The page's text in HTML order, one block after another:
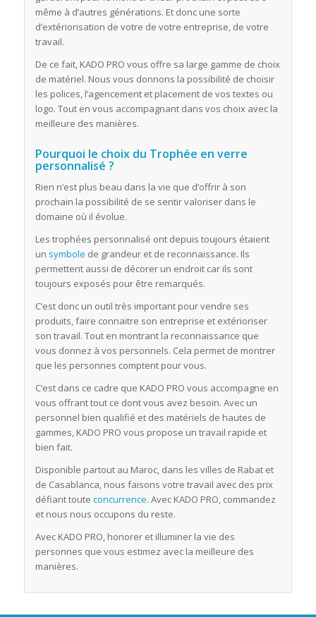
même à d’autres générations. Et donc une sorte
d’extériorisation de votre de votre entreprise, de votre
travail.
De ce fait, KADO PRO vous offre sa large gamme de choix
de matériel. Nous vous donnons la possibilité de choisir
les polices, l’agencement et placement de vos textes ou
logo. Tout en vous accompagnant dans vos choix avec la
meilleure des manières.
Pourquoi le choix du Trophée en verre
personnalisé ?
Rien n’est plus beau dans la vie que d’offrir à son
prochain la possibilité de se sentir valoriser dans le
domaine où il évolue.
Les trophées personnalisé ont depuis toujours étaient
un symbole de grandeur et de reconnaissance. Ils
permettent aussi de décorer un endroit car ils sont
toujours exposés pour être remarqués.
C’est donc un outil très important pour vendre ses
produits, faire connaitre son entreprise et extérioriser
son travail. Tout en montrant la reconnaissance que
vous donnez à vos personnels. Cela permet de montrer
que les personnes comptent pour vous.
C’est dans ce cadre que KADO PRO vous accompagne en
vous offrant tout ce dont vous avez besoin. Avec un
personnel bien qualifié et des matériels de hautes de
gammes, KADO PRO vous propose un travail rapide et
bien fait.
Disponible partout au Maroc, dans les villes de Rabat et
de Casablanca, nous faisons votre travail avec des prix
défiant toute concurrence. Avec KADO PRO, commandez
et nous nous occupons du reste.
Avec KADO PRO, honorer et illuminer la vie des
personnes que vous estimez avec la meilleure des
manières.